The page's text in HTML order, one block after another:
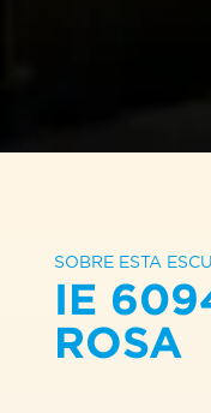
SOBRE ESTA
IE
ROSA